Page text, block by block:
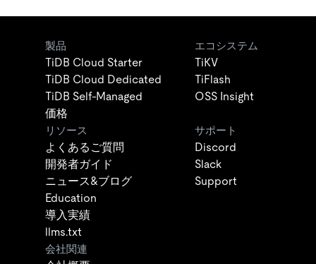
製品
TiDB Cloud Starter
TiDB Cloud Dedicated
TiDB Self-Managed
価格
エコシステム
TiKV
TiFlash
OSS Insight
リソース
よくあるご質問
開発者ガイド
ニュース&ブログ
Education
導入実績
llms.txt
サポート
Discord
Slack
Support
会社関連